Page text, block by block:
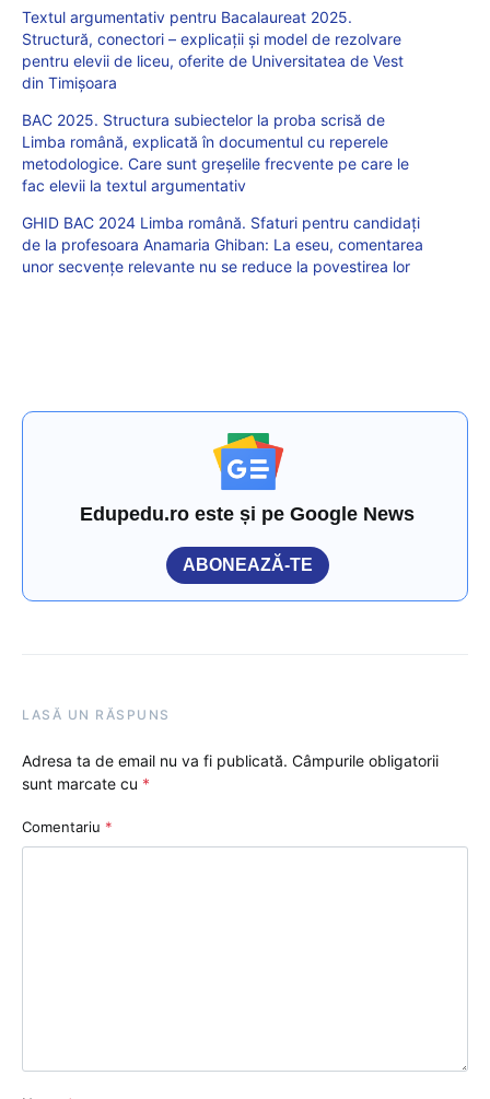
Textul argumentativ pentru Bacalaureat 2025.
Structură, conectori – explicații și model de rezolvare
pentru elevii de liceu, oferite de Universitatea de Vest
din Timișoara
BAC 2025. Structura subiectelor la proba scrisă de
Limba română, explicată în documentul cu reperele
metodologice. Care sunt greșelile frecvente pe care le
fac elevii la textul argumentativ
GHID BAC 2024 Limba română. Sfaturi pentru candidați
de la profesoara Anamaria Ghiban: La eseu, comentarea
unor secvențe relevante nu se reduce la povestirea lor
Edupedu.ro este și pe Google News
ABONEAZĂ-TE
LASĂ UN RĂSPUNS
Adresa ta de email nu va fi publicată. Câmpurile obligatorii
sunt marcate cu *
Comentariu *